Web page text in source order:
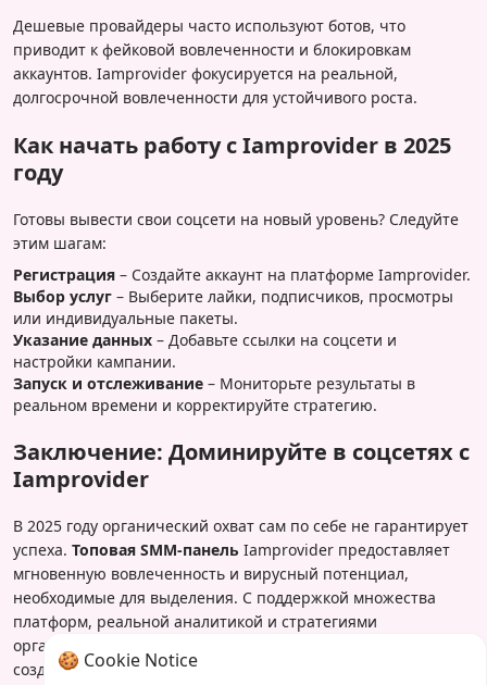
Дешевые провайдеры часто используют ботов, что
приводит к фейковой вовлеченности и блокировкам
аккаунтов. Iamprovider фокусируется на реальной,
долгосрочной вовлеченности для устойчивого роста.
Как начать работу с Iamprovider в 2025
году
Готовы вывести свои соцсети на новый уровень? Следуйте
этим шагам:
Регистрация – Создайте аккаунт на платформе Iamprovider.
Выбор услуг – Выберите лайки, подписчиков, просмотры
или индивидуальные пакеты.
Указание данных – Добавьте ссылки на соцсети и
настройки кампании.
Запуск и отслеживание – Мониторьте результаты в
реальном времени и корректируйте стратегию.
Заключение: Доминируйте в соцсетях с
Iamprovider
В 2025 году органический охват сам по себе не гарантирует
успеха. Топовая SMM-панель Iamprovider предоставляет
мгновенную вовлеченность и вирусный потенциал,
необходимые для выделения. С поддержкой множества
платформ, реальной аналитикой и стратегиями
органического роста — это идеальный инструмент для
создателей и бизнесов.
🍪 Cookie Notice